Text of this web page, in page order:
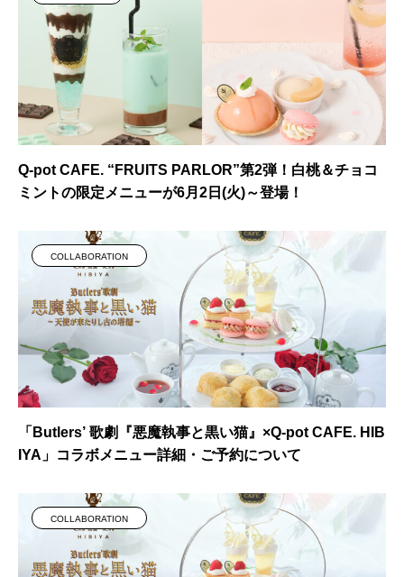
Q-pot CAFE. “FRUITS PARLOR”第2弾！白桃＆チョコ
ミントの限定メニューが6月2日(火)～登場！
COLLABORATION
「Butlers’ 歌劇『悪魔執事と黒い猫』×Q-pot CAFE. HIB
IYA」コラボメニュー詳細・ご予約について
COLLABORATION